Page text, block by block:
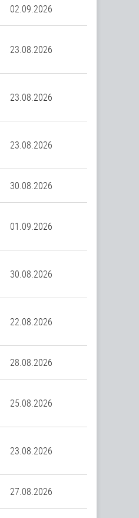
02.09.2026
23.08.2026
23.08.2026
23.08.2026
30.08.2026
01.09.2026
30.08.2026
22.08.2026
28.08.2026
25.08.2026
23.08.2026
27.08.2026